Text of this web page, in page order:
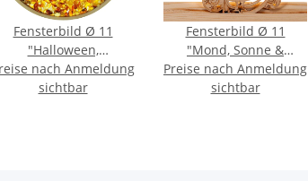
Fensterbild Ø 11
"Halloween,
Geisterschloß",
Bernstein/Birke
nach Anmeldung
sichtbar
Fensterbild Ø 11
"Mond, Sonne &
Sterne",
Bernstein/Birke
Preise nach Anmeldung
sichtbar